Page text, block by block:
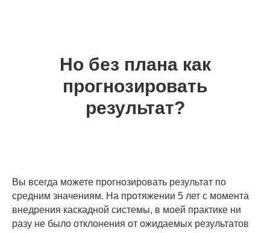
Но без плана как
прогнозировать
результат?
Вы всегда можете прогнозировать результат по
средним значениям. На протяжении 5 лет с момента
внедрения каскадной системы, в моей практике ни
разу не было отклонения от ожидаемых результатов